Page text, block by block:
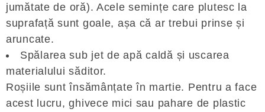
jumătate de oră). Acele semințe care plutesc la
suprafață sunt goale, așa că ar trebui prinse și
aruncate.
Spălarea sub jet de apă caldă și uscarea
materialului săditor.
Roșiile sunt însămânțate în martie. Pentru a face
acest lucru, ghivece mici sau pahare de plastic